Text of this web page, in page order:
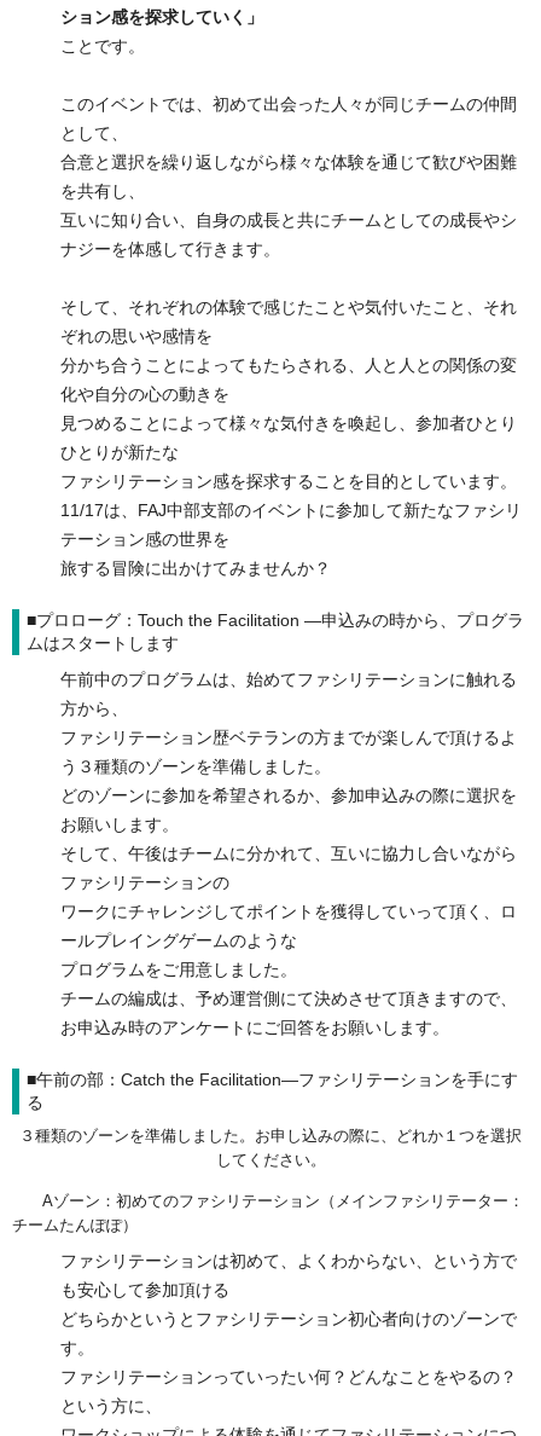
ション感を探求していく」
ことです。
このイベントでは、初めて出会った人々が同じチームの仲間
として、
合意と選択を繰り返しながら様々な体験を通じて歓びや困難
を共有し、
互いに知り合い、自身の成長と共にチームとしての成長やシ
ナジーを体感して行きます。
そして、それぞれの体験で感じたことや気付いたこと、それ
ぞれの思いや感情を
分かち合うことによってもたらされる、人と人との関係の変
化や自分の心の動きを
見つめることによって様々な気付きを喚起し、参加者ひとり
ひとりが新たな
ファシリテーション感を探求することを目的としています。
11/17は、FAJ中部支部のイベントに参加して新たなファシリ
テーション感の世界を
旅する冒険に出かけてみませんか？
■プロローグ：Touch the Facilitation ―申込みの時から、プログラ
ムはスタートします
午前中のプログラムは、始めてファシリテーションに触れる
方から、
ファシリテーション歴ベテランの方までが楽しんで頂けるよ
う３種類のゾーンを準備しました。
どのゾーンに参加を希望されるか、参加申込みの際に選択を
お願いします。
そして、午後はチームに分かれて、互いに協力し合いながら
ファシリテーションの
ワークにチャレンジしてポイントを獲得していって頂く、ロ
ールプレイングゲームのような
プログラムをご用意しました。
チームの編成は、予め運営側にて決めさせて頂きますので、
お申込み時のアンケートにご回答をお願いします。
■午前の部：Catch the Facilitation―ファシリテーションを手にす
る
３種類のゾーンを準備しました。お申し込みの際に、どれか１つを選択
してください。
Aゾーン：初めてのファシリテーション（メインファシリテーター：
チームたんぽぽ）
ファシリテーションは初めて、よくわからない、という方で
も安心して参加頂ける
どちらかというとファシリテーション初心者向けのゾーンで
す。
ファシリテーションっていったい何？どんなことをやるの？
という方に、